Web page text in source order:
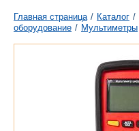
Главная страница / Каталог /
оборудование / Мультиметры